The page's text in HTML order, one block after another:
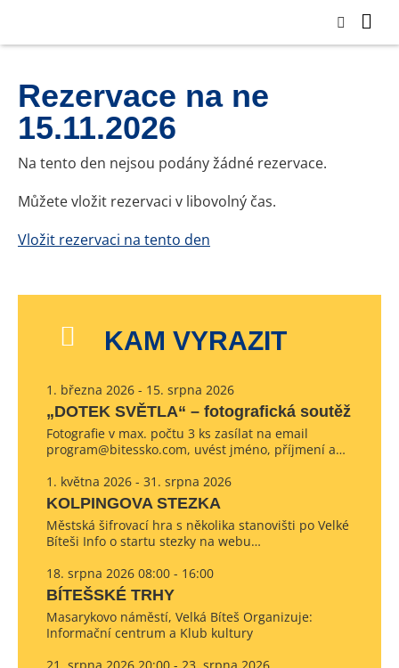
Rezervace na ne
15.11.2026
Na tento den nejsou podány žádné rezervace.
Můžete vložit rezervaci v libovolný čas.
Vložit rezervaci na tento den
KAM VYRAZIT
1. března 2026 - 15. srpna 2026
„DOTEK SVĚTLA“ – fotografická soutěž
Fotografie v max. počtu 3 ks zasílat na email
program@bitessko.com, uvést jméno, příjmení a…
1. května 2026 - 31. srpna 2026
KOLPINGOVA STEZKA
Městská šifrovací hra s několika stanovišti po Velké
Bíteši Info o startu stezky na webu…
18. srpna 2026 08:00 - 16:00
BÍTEŠSKÉ TRHY
Masarykovo náměstí, Velká Bíteš Organizuje:
Informační centrum a Klub kultury